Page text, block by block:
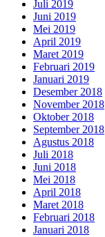
Juli 2019
Juni 2019
Mei 2019
April 2019
Maret 2019
Februari 2019
Januari 2019
Desember 2018
November 2018
Oktober 2018
September 2018
Agustus 2018
Juli 2018
Juni 2018
Mei 2018
April 2018
Maret 2018
Februari 2018
Januari 2018